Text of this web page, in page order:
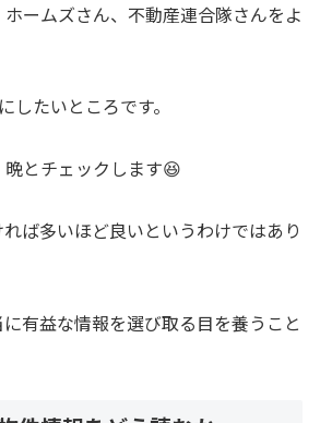
ームズさん、不動産連合隊さんをよ
したいところです。
とチェックします😆
ば多いほど良いというわけではあり
有益な情報を選び取る目を養うこと